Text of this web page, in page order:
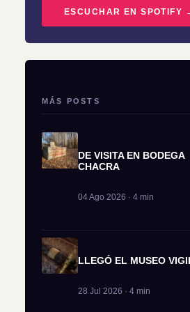
ESCUCHAR EN SPOTIFY
MÁS POSTS
DE VISITA EN BODEGA
CHACRA
04 Ago 2026 · 4 min
LLEGÓ EL MUSEO
28 Jul 2026 · 4 min